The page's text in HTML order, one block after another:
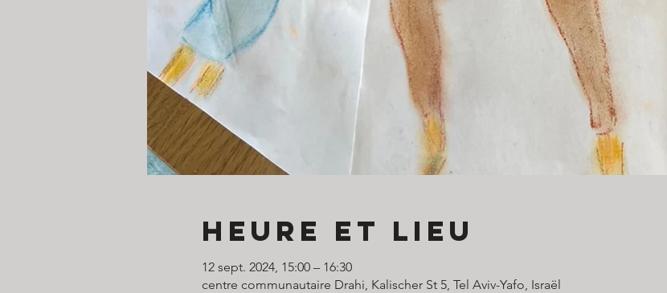
Heure et lieu
12 sept. 2024, 15:00 – 16:30
centre communautaire Drahi, Kalischer St 5, Tel Aviv-Yafo, Israël